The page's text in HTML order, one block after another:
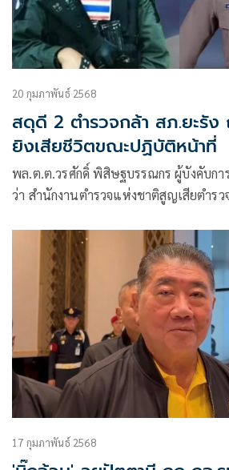
20 กุมภาพันธ์ 2568
สดุดี 2 ตำรวจกล้า สภ.ยะรัง
ยิงเสียชีวิตขณะปฏิบัติหน้าที่
พล.ต.ต.วรศักดิ์ พิสิษฐบรรณกร ผู้บังคับกา
ว่า สำนักงานตำรวจแห่งชาติสูญเสียตำร
หน้าที่ จำนวน 2 นาย โดยเหตุการณ์ดังกล่
ประมาณ 23.25 น.
17 กุมภาพันธ์ 2568